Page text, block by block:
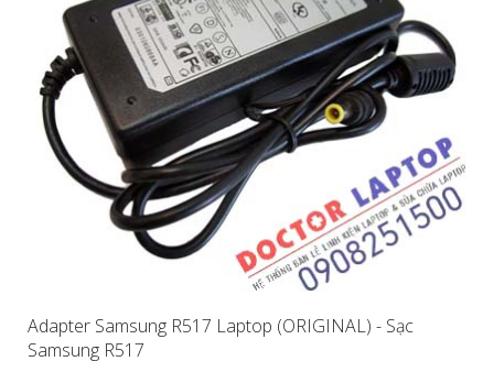
Adapter Samsung R517 Laptop (ORIGINAL) - Sạc
Samsung R517